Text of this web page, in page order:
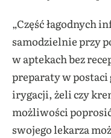
„Część łagodnych
samodzielnie przy
w aptekach bez
preparaty w postaci
irygacji, żeli czy
możliwości
swojego lekarza